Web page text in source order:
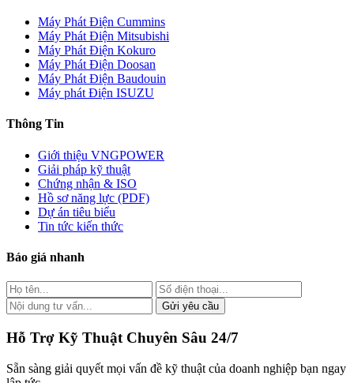
Máy Phát Điện Cummins
Máy Phát Điện Mitsubishi
Máy Phát Điện Kokuro
Máy Phát Điện Doosan
Máy Phát Điện Baudouin
Máy phát Điện ISUZU
Thông Tin
Giới thiệu VNGPOWER
Giải pháp kỹ thuật
Chứng nhận & ISO
Hồ sơ năng lực (PDF)
Dự án tiêu biểu
Tin tức kiến thức
Báo giá nhanh
Gửi yêu cầu
Hỗ Trợ Kỹ Thuật Chuyên Sâu 24/7
Sẵn sàng giải quyết mọi vấn đề kỹ thuật của doanh nghiệp bạn ngay